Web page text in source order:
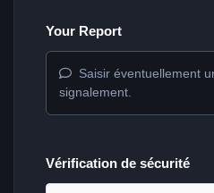
Your Report
Saisir éventuellement
signalement.
Vérification de sécurité